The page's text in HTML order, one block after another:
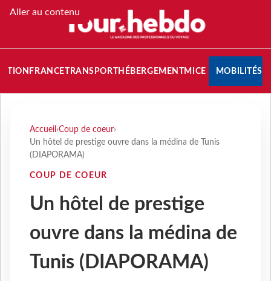
Aller au contenu
FRANCETRANSPORT HÉBERGEMENTMICE MOBILITÉS
Accueil ›Coup de coeur›
Un hôtel de prestige ouvre dans la médina de Tunis
(DIAPORAMA)
COUP DE COEUR
Un hôtel de prestige
ouvre dans la médina de
Tunis (DIAPORAMA)